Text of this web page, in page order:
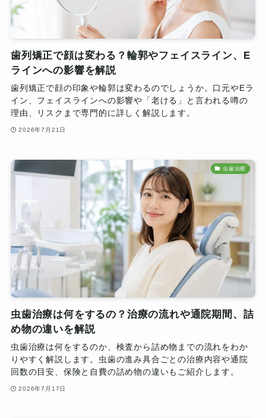
歯列矯正で顔は変わる？輪郭やフェイスライン、E
ラインへの影響を解説
歯列矯正で顔の印象や輪郭は変わるのでしょうか。口元やEラ
イン、フェイスラインへの影響や「老ける」と言われる噂の
理由、リスクまで専門的に詳しく解説します。
2026年7月21日
虫歯治療
虫歯治療は何をするの？治療の流れや通院期間、詰
め物の違いを解説
虫歯治療は何をするのか、検査から詰め物までの流れをわか
りやすく解説します。虫歯の進み具合ごとの治療内容や通院
回数の目安、保険と自費の詰め物の違いもご紹介します。
2026年7月17日